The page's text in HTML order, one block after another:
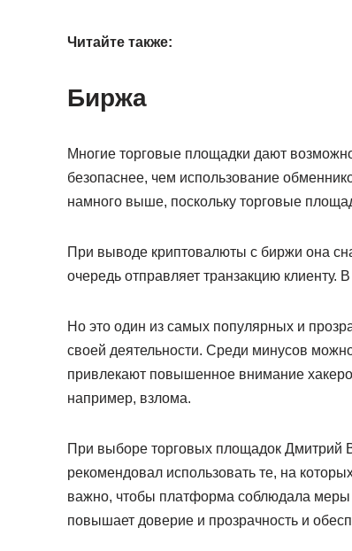
Читайте также:
Биржа
Многие торговые площадки дают
безопаснее, чем использование
намного выше, поскольку торговые
При выводе криптовалюты с биржи она
очередь отправляет транзакцию
Но это один из самых популярных и
своей деятельности. Среди минусов
привлекают повышенное внимание
например, взлома.
При выборе торговых площадок Дмитрий
рекомендовал использовать те, на
важно, чтобы платформа соблюдала
повышает доверие и прозрачность и